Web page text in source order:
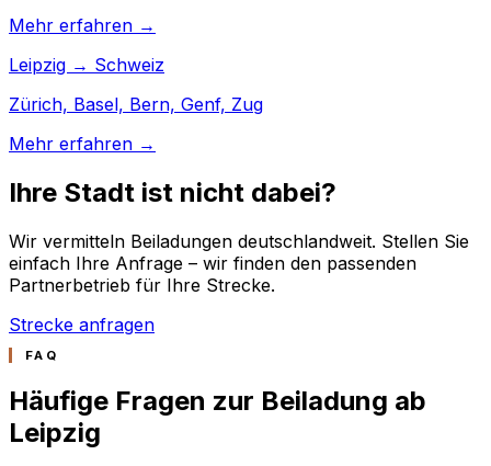
Mehr erfahren →
Leipzig → Schweiz
Zürich, Basel, Bern, Genf, Zug
Mehr erfahren →
Ihre Stadt ist nicht dabei?
Wir vermitteln Beiladungen deutschlandweit. Stellen Sie
einfach Ihre Anfrage – wir finden den passenden
Partnerbetrieb für Ihre Strecke.
Strecke anfragen
FAQ
Häufige Fragen zur Beiladung ab
Leipzig